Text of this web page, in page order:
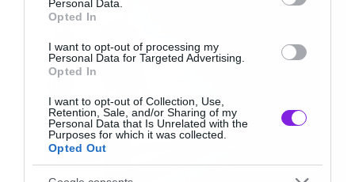
Personal Data.
Opted In
I want to opt-out of processing my
Personal Data for Targeted Advertising.
Opted In
I want to opt-out of Collection, Use,
Retention, Sale, and/or Sharing of my
Personal Data that Is Unrelated with the
Purposes for which it was collected.
Opted Out
Boyens. «Αλλά δεν είναι πολλά. Πραγματικά δεν
είναι».
Αυτό που θα μπορούσε όμως να δει κάποτε το
φως της δημοσιότητας είναι ένα τεράστιο
TheRingsντοκιμαντέρ. Ο Jackson λέει πως
έχει άφθονο υλικό στα αρχεία του. «Υπάρχουν